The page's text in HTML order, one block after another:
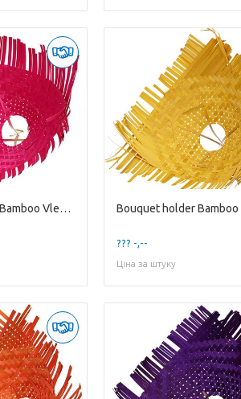
Bouquet holder Bamboo Vlecht D34cm
??? -,--
Ціна за штуку